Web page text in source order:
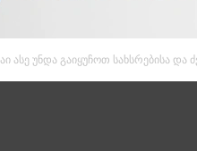
აი ასე უნდა გაიყუჩოთ სახსრებისა